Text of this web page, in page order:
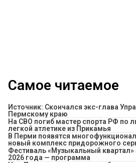
Самое читаемое
Источник: Скончался экс-глава
Пермскому краю
На СВО погиб мастер спорта РФ по
легкой атлетике из Прикамья
В Перми появятся
новый комплекс придорожного
Фестиваль «Музыкальный квартал»
2026 года — программа